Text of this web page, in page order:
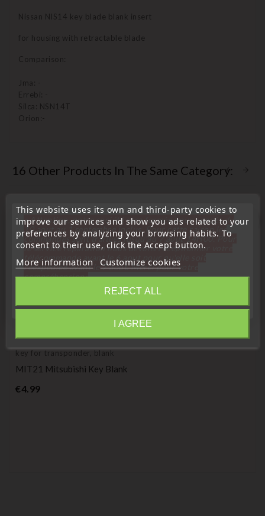
Nissan NIS14 key blade blank insert
for housing with retractable blade
Comparison:
Jma: -
Errebi: -
Silca: NSN14T
Orion:-
16 Other Products In The Same Category:
key for transponder, blank
MIT21 Mitsubishi Key Blank
€4.99Price
favorite_border
This website uses its own and third-party cookies to
improve our services and show you ads related to your
preferences by analyzing your browsing habits. To
consent to their use, click the Accept button.
More information Customize cookies
REJECT ALL
I AGREE
« Attention, notre société sera fermée pour congés du
10 aout au 1 septembre inclus. Pour cette raison les
commandes sont traitées jusqu'au 7 aout 14H00. Pour
le service réparation nous devons réceptionner votre
télécommande avant le 6 aout pour qu'elle soit
réexpédiée avant le 7 aout. Merci pour votre
compréhension»
Close
Information